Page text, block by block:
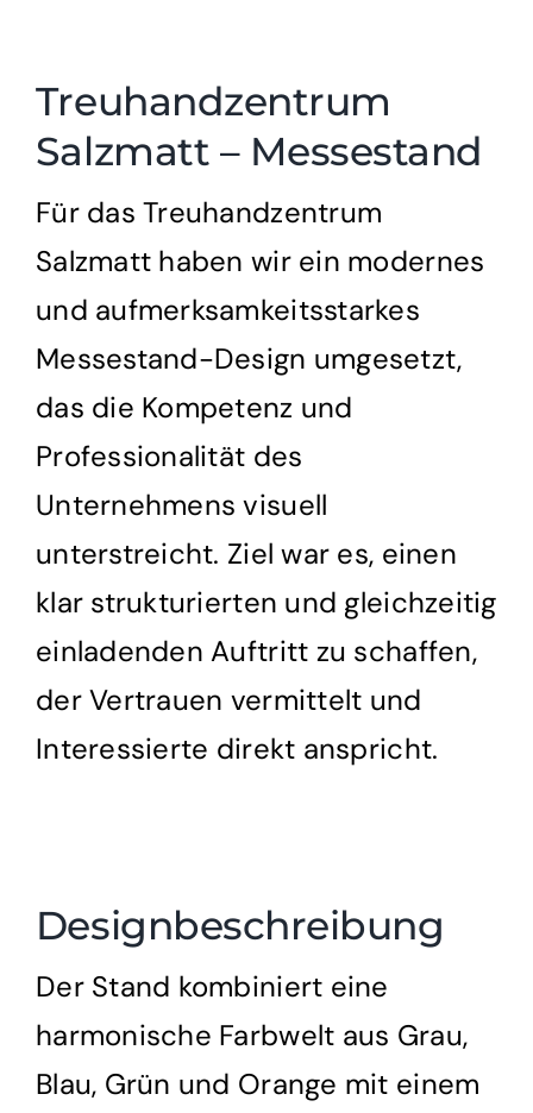
Treuhandzentrum
Salzmatt – Messestand
Für das Treuhandzentrum
Salzmatt haben wir ein modernes
und aufmerksamkeitsstarkes
Messestand-Design umgesetzt,
das die Kompetenz und
Professionalität des
Unternehmens visuell
unterstreicht. Ziel war es, einen
klar strukturierten und gleichzeitig
einladenden Auftritt zu schaffen,
der Vertrauen vermittelt und
Interessierte direkt anspricht.
Designbeschreibung
Der Stand kombiniert eine
harmonische Farbwelt aus Grau,
Blau, Grün und Orange mit einem